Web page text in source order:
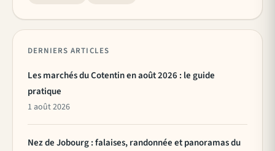
DERNIERS ARTICLES
Les marchés du Cotentin en août 2026 : le guide
pratique
1 août 2026
Nez de Jobourg : falaises, randonnée et panoramas du